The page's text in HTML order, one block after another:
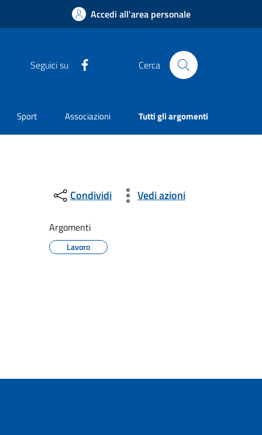
Accedi all'area personale
Seguici su Cerca
Sport Associazioni Tutti gli argomenti
Condividi Vedi azioni
Argomenti
Lavoro